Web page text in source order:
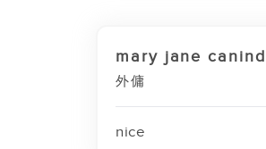
mary jane
外傭
nice